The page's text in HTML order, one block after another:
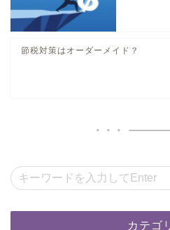
節税対策はオーダーメイド？
カテゴ